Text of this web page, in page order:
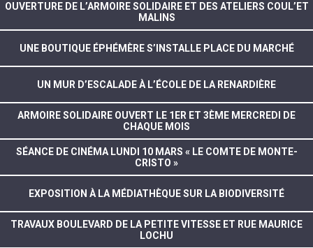
OUVERTURE DE L’ARMOIRE SOLIDAIRE ET DES ATELIERS COUL’ET
MALINS
UNE BOUTIQUE ÉPHÉMÈRE S’INSTALLE PLACE DU MARCHÉ
UN MUR D’ESCALADE À L’ÉCOLE DE LA RENARDIÈRE
ARMOIRE SOLIDAIRE OUVERT LE 1ER ET 3ÈME MERCREDI DE
CHAQUE MOIS
SÉANCE DE CINÉMA LUNDI 10 MARS « LE COMTE DE MONTE-
CRISTO »
EXPOSITION À LA MÉDIATHÈQUE SUR LA BIODIVERSITÉ
TRAVAUX BOULEVARD DE LA PETITE VITESSE ET RUE MAURICE
LOCHU